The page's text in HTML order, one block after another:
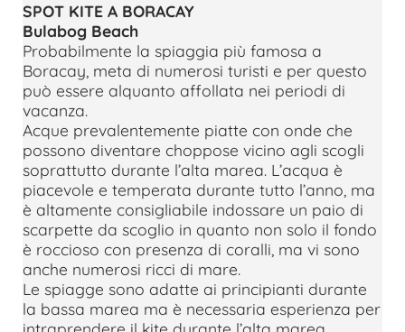
SPOT KITE A BORACAY
Bulabog Beach
Probabilmente la spiaggia più famosa a
Boracay, meta di numerosi turisti e per questo
può essere alquanto affollata nei periodi di
vacanza.
Acque prevalentemente piatte con onde che
possono diventare choppose vicino agli scogli
soprattutto durante l’alta marea. L’acqua è
piacevole e temperata durante tutto l’anno, ma
è altamente consigliabile indossare un paio di
scarpette da scoglio in quanto non solo il fondo
è roccioso con presenza di coralli, ma vi sono
anche numerosi ricci di mare.
Le spiagge sono adatte ai principianti durante
la bassa marea ma è necessaria esperienza per